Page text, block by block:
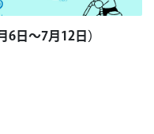
6日～7月12日）